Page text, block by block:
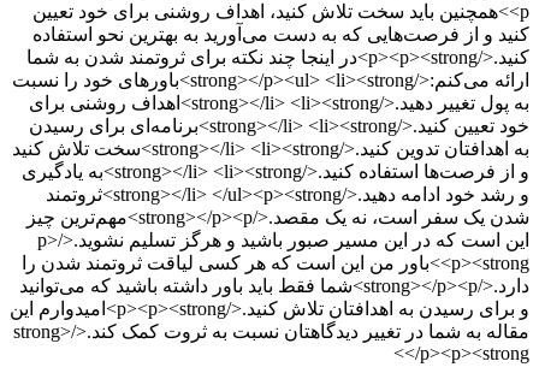
<p>همچنین باید سخت تلاش کنید، اهداف روشنی برای خود تعیین
کنید و از فرصت‌هایی که به دست می‌آورید به بهترین نحو استفاده
کنید.</p><p><strong>در اینجا چند نکته برای ثروتمند شدن به شما
ارائه می‌کنم:</strong></p><ul> <li><strong>باورهای خود را نسبت
به پول تغییر دهید.</strong></li> <li><strong>اهداف روشنی برای
خود تعیین کنید.</strong></li> <li><strong>برنامه‌ای برای رسیدن
به اهدافتان تدوین کنید.</strong></li> <li><strong>سخت تلاش کنید
و از فرصت‌ها استفاده کنید.</strong></li> <li><strong>به یادگیری
و رشد خود ادامه دهید.</strong></li> </ul><p><strong>ثروتمند
شدن یک سفر است، نه یک مقصد.</strong></p><p>مهم‌ترین چیز
این است که در این مسیر صبور باشید و هرگز تسلیم نشوید.</p>
<p><strong>باور من این است که هر کسی لیاقت ثروتمند شدن را
دارد.</strong></p><p>شما فقط باید باور داشته باشید که می‌توانید
و برای رسیدن به اهدافتان تلاش کنید.</p><p><strong>امیدوارم این
مقاله به شما در تغییر دیدگاهتان نسبت به ثروت کمک کند.</strong>
</p><p><strong>